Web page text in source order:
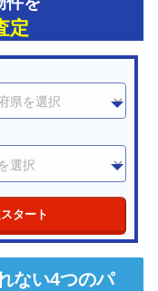
定
タート
ない4つのパ